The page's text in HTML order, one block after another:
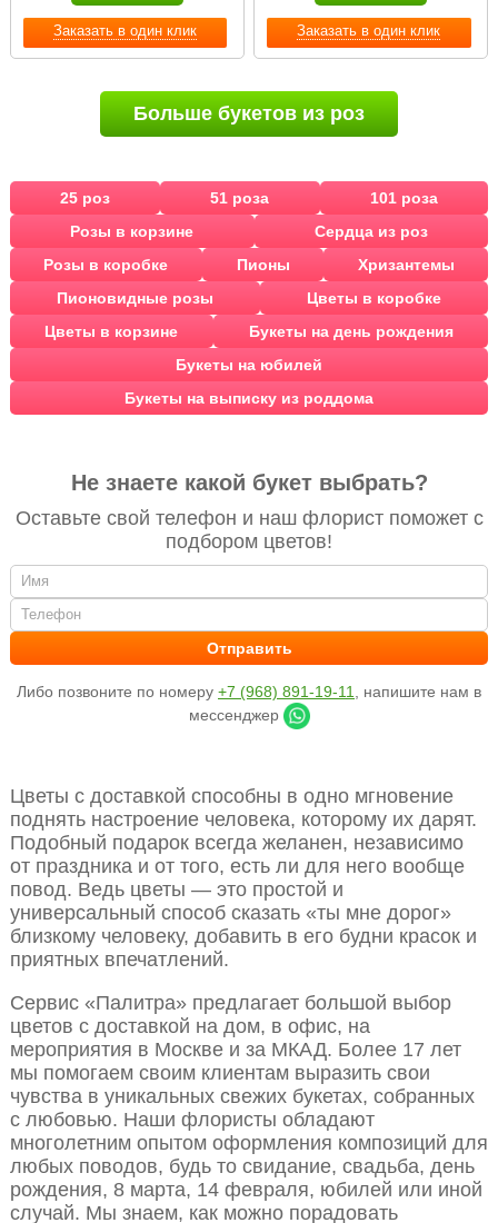
Заказать в один клик Заказать в один клик
Больше букетов из роз
25 роз 51 роза
101 роза
Розы в корзине
Сердца из роз
Розы в коробке
Пионы
Хризантемы
Пионовидные розы
Цветы в коробке
Цветы в корзине
Букеты на день рождения
Букеты на юбилей
Букеты на выписку из роддома
Не знаете какой букет выбрать?
Оставьте свой телефон и наш флорист поможет с
подбором цветов!
Либо позвоните по номеру +7 (968) 891-19-11
, напишите нам в
мессенджер
Цветы с доставкой способны в одно мгновение
поднять настроение человека, которому их дарят.
Подобный подарок всегда желанен, независимо
от праздника и от того, есть ли для него вообще
повод. Ведь цветы — это простой и
универсальный способ сказать «ты мне дорог»
близкому человеку, добавить в его будни красок и
приятных впечатлений.
Сервис «Палитра» предлагает большой выбор
цветов с доставкой на дом, в офис, на
мероприятия в Москве и за МКАД. Более 17 лет
мы помогаем своим клиентам выразить свои
чувства в уникальных свежих букетах, собранных
с любовью. Наши флористы обладают
многолетним опытом оформления композиций для
любых поводов, будь то свидание, свадьба, день
рождения, 8 марта, 14 февраля, юбилей или иной
случай. Мы знаем, как можно порадовать